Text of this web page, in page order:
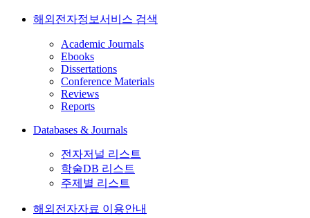
해외전자정보서비스 검색
Academic Journals
Ebooks
Dissertations
Conference Materials
Reviews
Reports
Databases & Journals
전자저널 리스트
학술DB 리스트
주제별 리스트
해외전자자료 이용안내